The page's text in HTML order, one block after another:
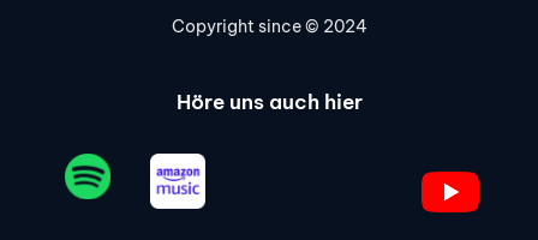
Copyright since © 2024
Höre uns auch hier